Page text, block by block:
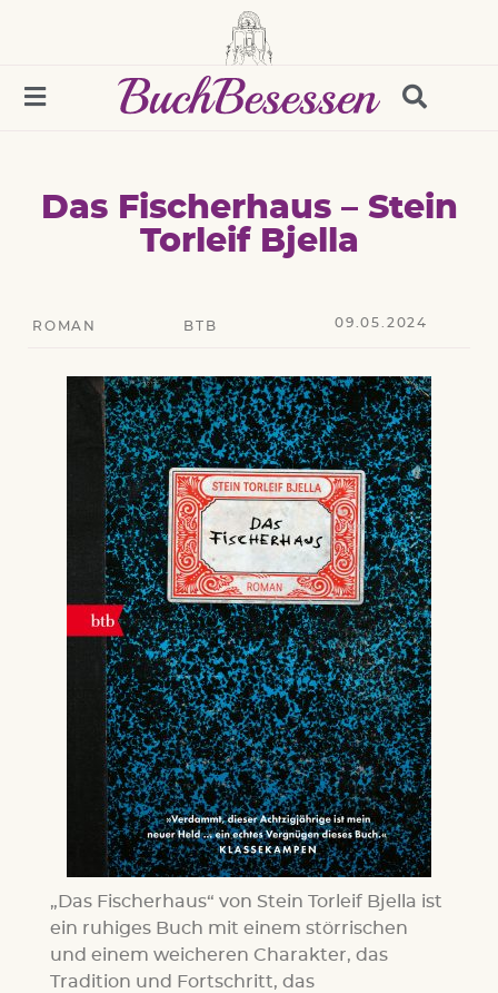
Das Fischerhaus – Stein
Torleif Bjella
ROMAN BTB 09.05.2024
„Das Fischerhaus“ von Stein Torleif Bjella ist
ein ruhiges Buch mit einem störrischen
und einem weicheren Charakter, das
Tradition und Fortschritt, das